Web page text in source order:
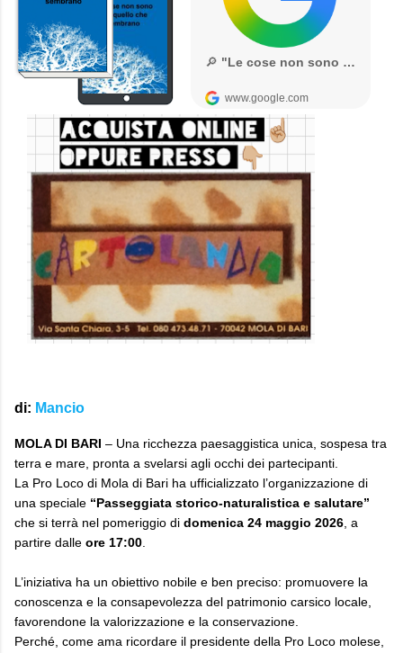
di: Mancio
MOLA DI BARI – Una ricchezza paesaggistica unica, sospesa tra
terra e mare, pronta a svelarsi agli occhi dei partecipanti.
La Pro Loco di Mola di Bari ha ufficializzato l’organizzazione di
una speciale “Passeggiata storico-naturalistica e salutare”
che si terrà nel pomeriggio di domenica 24 maggio 2026, a
partire dalle ore 17:00.
L’iniziativa ha un obiettivo nobile e ben preciso: promuovere la
conoscenza e la consapevolezza del patrimonio carsico locale,
favorendone la valorizzazione e la conservazione.
Perché, come ama ricordare il presidente della Pro Loco molese,